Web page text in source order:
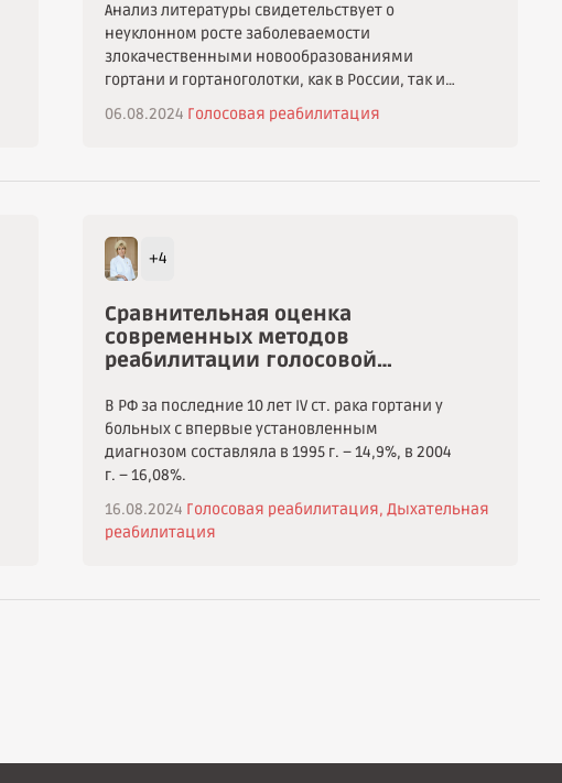
Анализ литературы свидетельствует о
неуклонном росте заболеваемости
злокачественными новообразованиями
гортани и гортаноголотки, как в России, так и
за рубежом. Несмотря на доступность
визуального осмотра гортани (непрямая
Таким пациентам показано комбинированное
лечение, с хирургической операцией в объеме
06.08.2024 Голосовая реабилитация
+4
Сравнительная оценка
современных методов
реабилитации голосовой
В РФ за последние 10 лет IV ст. рака гортани у
больных с впервые установленным
диагнозом составляла в 1995 г. – 14,9%, в 2004
г. – 16,08%.
16.08.2024 Голосовая реабилитация, Дыхательная
реабилитация